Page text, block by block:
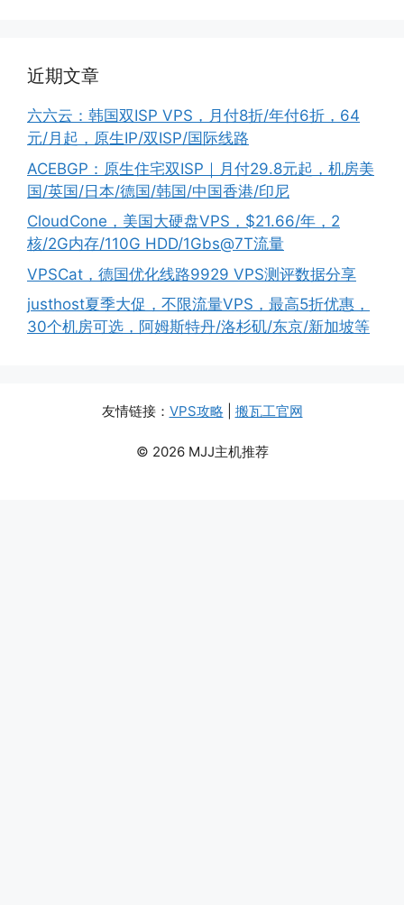
近期文章
六六云：韩国双ISP VPS，月付8折/年付6折，64
元/月起，原生IP/双ISP/国际线路
ACEBGP：原生住宅双ISP｜月付29.8元起，机房美
国/英国/日本/德国/韩国/中国香港/印尼
CloudCone，美国大硬盘VPS，$21.66/年，2
核/2G内存/110G HDD/1Gbs@7T流量
VPSCat，德国优化线路9929 VPS测评数据分享
justhost夏季大促，不限流量VPS，最高5折优惠，
30个机房可选，阿姆斯特丹/洛杉矶/东京/新加坡等
友情链接： VPS攻略 搬瓦工官网
© 2026 MJJ主机推荐